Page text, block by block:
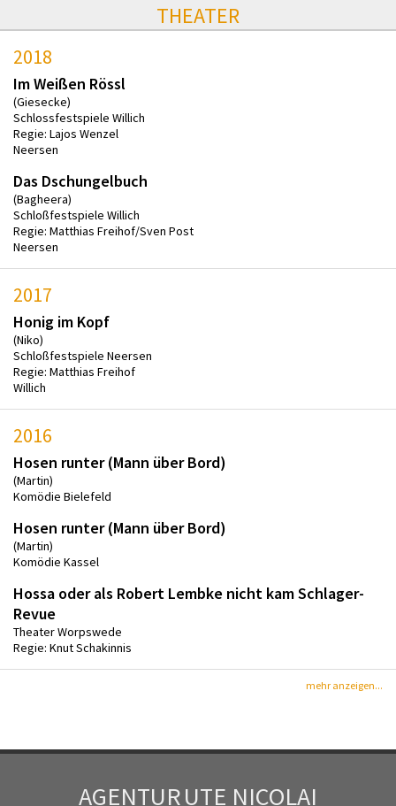
THEATER
2018
Im Weißen Rössl
(Giesecke)
Schlossfestspiele Willich
Regie: Lajos Wenzel
Neersen
Das Dschungelbuch
(Bagheera)
Schloßfestspiele Willich
Regie: Matthias Freihof/Sven Post
Neersen
2017
Honig im Kopf
(Niko)
Schloßfestspiele Neersen
Regie: Matthias Freihof
Willich
2016
Hosen runter (Mann über Bord)
(Martin)
Komödie Bielefeld
Hosen runter (Mann über Bord)
(Martin)
Komödie Kassel
Hossa oder als Robert Lembke nicht kam Schlager-
Revue
Theater Worpswede
Regie: Knut Schakinnis
mehr anzeigen...
AGENTURUTE NICOLAI